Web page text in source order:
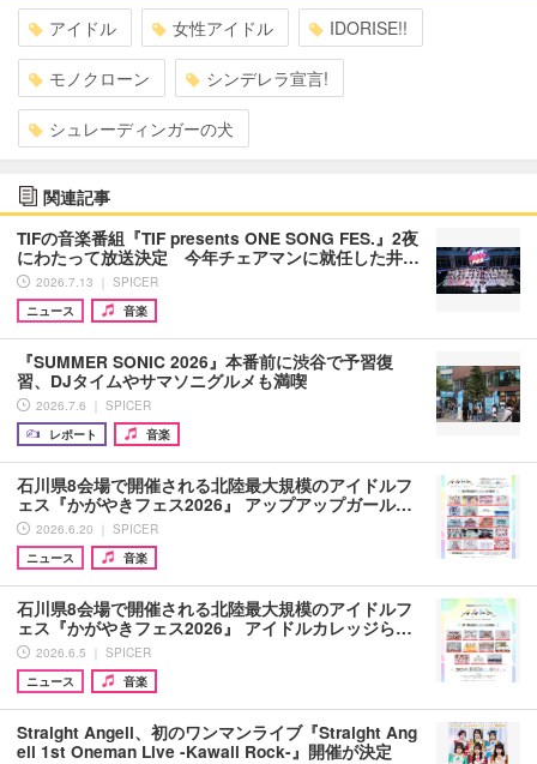
アイドル 女性アイドル IDORISE!!
モノクローン シンデレラ宣言!
シュレーディンガーの犬
関連記事
TIFの音楽番組『TIF presents ONE SONG FES.』2夜
にわたって放送決定 今年チェアマンに就任した井…
2026.7.13 ｜ SPICER
ニュース
音楽
『SUMMER SONIC 2026』本番前に渋谷で予習復
習、DJタイムやサマソニグルメも満喫
2026.7.6 ｜ SPICER
レポート
音楽
石川県8会場で開催される北陸最大規模のアイドルフ
ェス『かがやきフェス2026』 アップアップガール…
2026.6.20 ｜ SPICER
ニュース
音楽
石川県8会場で開催される北陸最大規模のアイドルフ
ェス『かがやきフェス2026』 アイドルカレッジら…
2026.6.5 ｜ SPICER
ニュース
音楽
Straight Angeli、初のワンマンライブ『Straight Ang
eli 1st Oneman Live -Kawaii Rock-』開催が決定